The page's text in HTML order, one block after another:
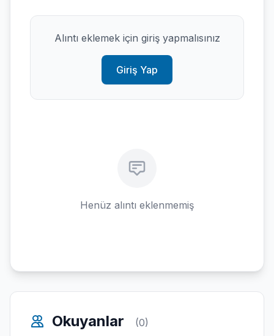
Alıntı eklemek için giriş yapmalısınız
Giriş Yap
Henüz alıntı eklenmemiş
Okuyanlar (0)